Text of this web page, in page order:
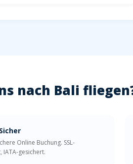
nach Bali
Online Buchung. SSL-
IATA-gesichert.